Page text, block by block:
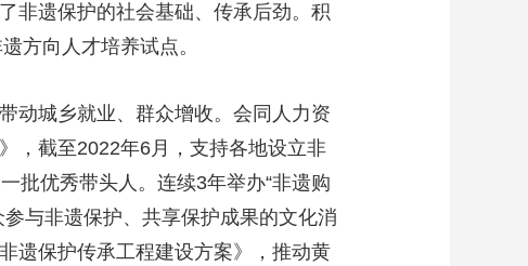
非遗保护的社会基础、传承后劲。积
方向人才培养试点。
动城乡就业、群众增收。会同人力资
，截至2022年6月，支持各地设立非
批优秀带头人。连续3年举办“非遗购
与非遗保护、共享保护成果的文化消
遗保护传承工程建设方案》，推动黄